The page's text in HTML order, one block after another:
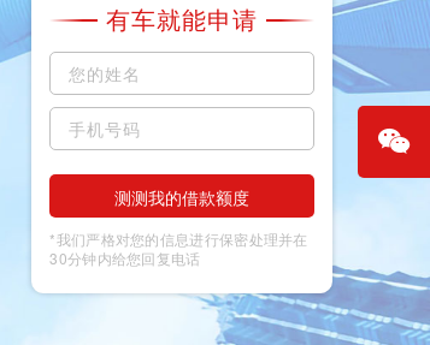
有车就能申请
测测我的借款额度
*我们严格对您的信息进行保密处理并在
30分钟内给您回复电话